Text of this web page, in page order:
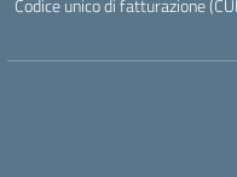
Codice unico di fatturazione